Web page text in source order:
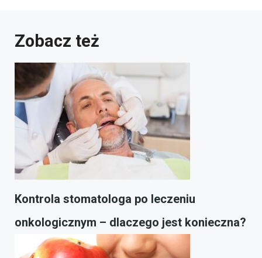
Zobacz też
Kontrola stomatologa po leczeniu
onkologicznym – dlaczego jest konieczna?